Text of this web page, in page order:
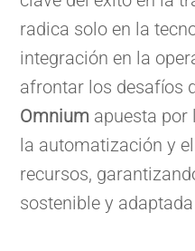
radica solo en la
integración en la
afrontar los desafíos
Omnium apuesta por
la automatización y
recursos,
sostenible y